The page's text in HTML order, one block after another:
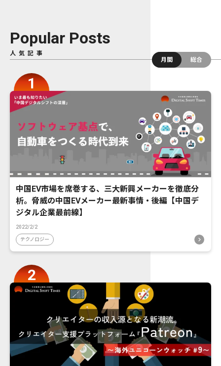
Popular Posts
人気記事
月間
総合
中国EV市場を席巻する、三大新興メーカーを徹底分
析。脅威の中国EVメーカー最新事情・後編【中国デ
ジタル企業最前線】
2022/2/2
テクノロジー